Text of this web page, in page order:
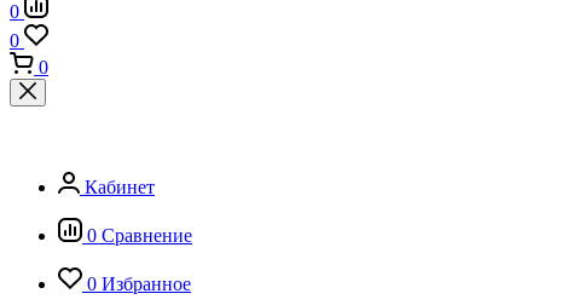
0
0
0
Кабинет
0 Сравнение
0 Избранное